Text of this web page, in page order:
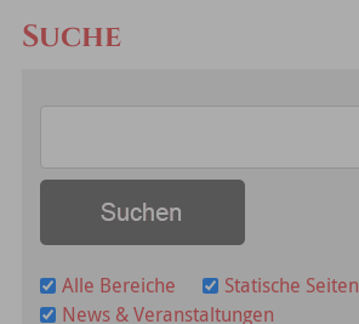
Suche
Alle Bereiche
Statische Seiten
News & Veranstaltungen